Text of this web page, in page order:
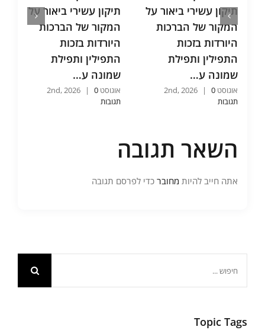
תיקון עשירי ביאור על
המקור של הברכות
היורדות בזכות
התפילין ותפילת
שמונה ע…
אוגוסט 2nd, 2026 |
0
תגובות
תיקון עשירי ביאור על
המקור של הברכות
היורדות בזכות
התפילין ותפילת
שמונה ע…
אוגוסט 2nd, 2026 |
0
תגובות
השאר תגובה
אתה חייב להיות מחובר כדי לפרסם תגובה
Topic Tags